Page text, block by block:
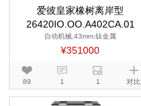
爱彼皇家橡树离岸型
26420IO.OO.A402CA.01
自动机械,43mm,钛金属
¥351000
89 1 1 对比